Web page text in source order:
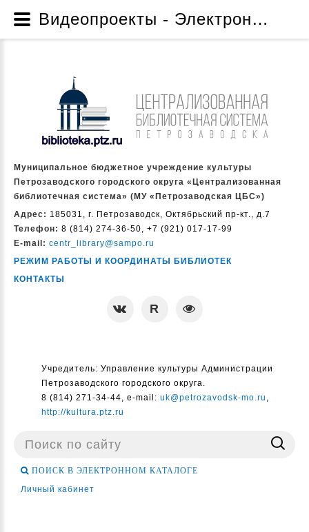
Муниципальное бюджетное учреждение культуры
Петрозаводского городского округа «Централизованная
библиотечная система» (МУ «Петрозаводская ЦБС»)
Адрес: 185031, г. Петрозаводск, Октябрьский пр-кт., д.7
Телефон: 8 (814) 274-36-50, +7 (921) 017-17-99
E-mail: centr_library@sampo.ru
РЕЖИМ РАБОТЫ И КООРДИНАТЫ БИБЛИОТЕК
КОНТАКТЫ
Учредитель: Управление культуры Администрации
Петрозаводского городского округа.
8 (814) 271-34-44, e-mail: uk@petrozavodsk-mo.ru ,
http://kultura.ptz.ru
Поиск
ПОИСК В ЭЛЕКТРОННОМ КАТАЛОГЕ
Личный кабинет
Видеопроекты - Электронные издания МУ «Петрозаводская ЦБС» - Ресурсы - Муниципальное бюджетное учреждение культуры Петрозаводского городского округа «Централизованная библиотечная система» (МУ «Петрозаводская ЦБС»)